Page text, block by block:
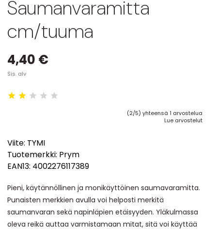
Saumanvaramitta
cm/tuuma
4,40 €
Sis. alv
(2/5) yhteensä 1 arvostelua
Lue arvostelut
Viite: TYMI
Tuotemerkki: Prym
EAN13: 4002276117389
Pieni, käytännöllinen ja monikäyttöinen saumavaramitta.
Punaisten merkkien avulla voi helposti merkitä
saumanvaran sekä napinläpien etäisyyden. Yläkulmassa
oleva reikä auttaa varmistamaan mitat, sitä voi käyttää